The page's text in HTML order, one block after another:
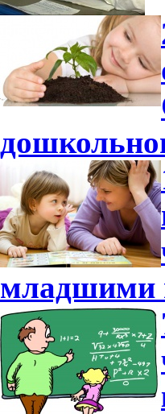
младшими